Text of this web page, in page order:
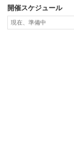
開催スケジュール
現在、準備中